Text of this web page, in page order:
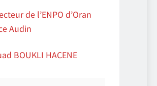
de l’ENPO d’Oran
Audin
BOUKLI HACENE